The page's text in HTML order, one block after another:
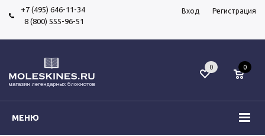
+7 (495) 646-11-34
8 (800) 555-96-51
Вход Регистрация
МЕНЮ
0 0